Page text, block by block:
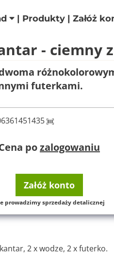
| Produkty | Załóż
- ciemny
futerkami.
pozalogowaniu
Załóż konto
prowadzimy sprzedaży detalicznej
2 x wodze, 2 x futerko.